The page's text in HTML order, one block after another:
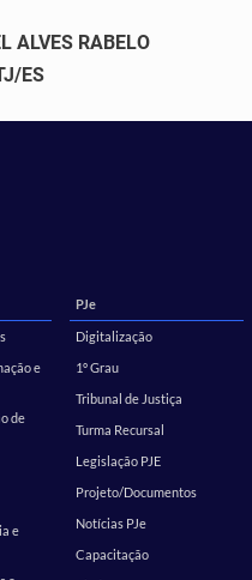
ALVES RABELO
ES
e
de
e
PJe
Digitalização
1º Grau
Tribunal de Justiça
Turma Recursal
Legislação PJE
Projeto/Documentos
Notícias PJe
Capacitação